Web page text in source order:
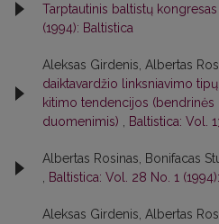
Tarptautinis baltistų kongresas
(1994): Baltistica
Aleksas Girdenis, Albertas
daiktavardžio linksniavimo
kitimo tendencijos
duomenimis)
Baltistica: Vol.
Albertas Rosinas, Bonifacas
Baltistica: Vol. 28 No. 1
Aleksas Girdenis, Albertas